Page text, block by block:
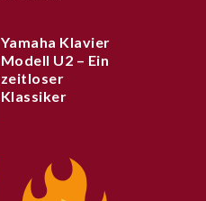
Yamaha Klavier
Modell U2 – Ein
zeitloser
Klassiker